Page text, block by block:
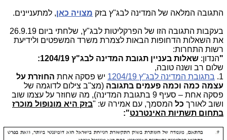
התגובה המלאה של המדינה לבג"ץ בזק מצויה כאן, למתעניינים.
בעקבות התגובה הזו של הפרקליטות לבג"ץ, שלחתי ביום 26.9.19
את השאלות הדחופות הבאות לצמרת משרד המשפטים ולידיעת
רשות התחרות:
"הנדון: שאלות בעניין תגובת המדינה לבג"ץ 1204/19:
שלום רב ושנה טובה,
1. בתגובת המדינה לבג"ץ 1204/19 יש פסקה אחת החוזרת על
עצמה כמה וכמה פעמים בתגובה (מצ"ב צילום לדוגמה של
פסקה אחת – סעיף 9 בתגובת המדינה), מה שחוזר על עצמו שוב
ושוב לאורך כל המסמך, עם אמירה ש: "בזק היא מונופול מוכרז
בתחום תשתיות האינטרנט":